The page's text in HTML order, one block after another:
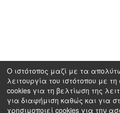
Ο ιστότοπος μαζί με τα
λειτουργία του ιστότοπου με
cookies για τη βελτίωση της
για διαφήμιση καθώς και για
χρησιμοποιεί cookies για την